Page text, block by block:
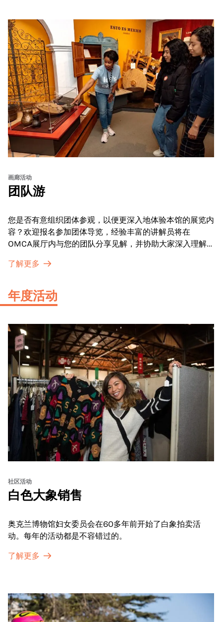
画廊活动
团队游
您是否有意组织团体参观，以便更深入地体验本馆的展览内
容？欢迎报名参加团体导览，经验丰富的讲解员将在
OMCA展厅内与您的团队分享见解，并协助大家深入理解
了解更多
年度活动
社区活动
白色大象销售
奥克兰博物馆妇女委员会在60多年前开始了白象拍卖活
动。每年的活动都是不容错过的。
了解更多